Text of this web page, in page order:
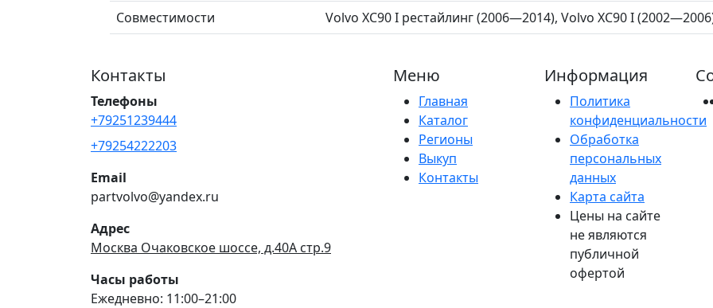
Совместимости
Volvo XC90 I рестайлинг (2006—2014), Volvo XC90 I
Контакты
Телефоны
+79251239444
+79254222203
Email
partvolvo@yandex.ru
Адрес
Москва Очаковское шоссе, д.40А стр.9
Часы работы
Ежедневно: 11:00–21:00
Меню
Главная
Каталог
Регионы
Выкуп
Контакты
Информация
Политика
конфиденциальности
Обработка
персональных
данных
Карта сайта
Цены на сайте
не являются
публичной
офертой